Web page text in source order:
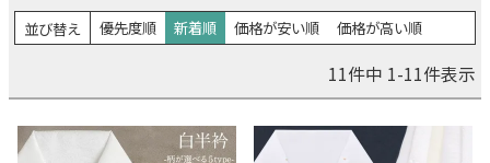
並び替え 優先度順 新着順 価格が安い順 価格が高い順
11件中 1-11件表示